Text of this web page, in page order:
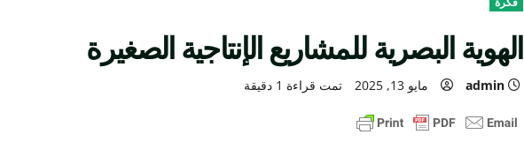
الهوية البصرية للمشاريع الإنتاجية الصغيرة
admin مايو 13, 2025 تمت قراءة 1 دقيقة